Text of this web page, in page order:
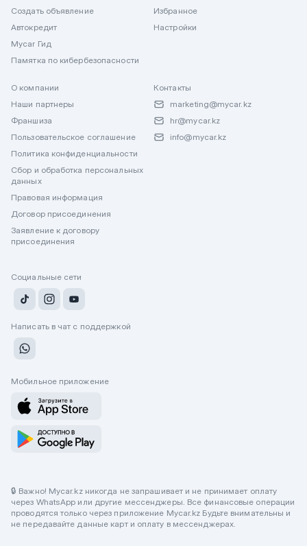
Создать объявление
Автокредит
Mycar Гид
Памятка по кибербезопасности
Избранное
Настройки
О компании
Наши партнеры
Франшиза
Пользовательское соглашение
Политика конфиденциальности
Сбор и обработка персональных
данных
Правовая информация
Договор присоединения
Заявление к договору
присоединения
Контакты
marketing@mycar.kz
hr@mycar.kz
info@mycar.kz
Социальные сети
Написать в чат с поддержкой
Мобильное приложение
🔒 Важно! Mycar.kz никогда не запрашивает и не принимает оплату
через WhatsApp или другие мессенджеры. Все финансовые операции
проводятся только через приложение Mycar.kz Будьте внимательны и
не передавайте данные карт и оплату в мессенджерах.